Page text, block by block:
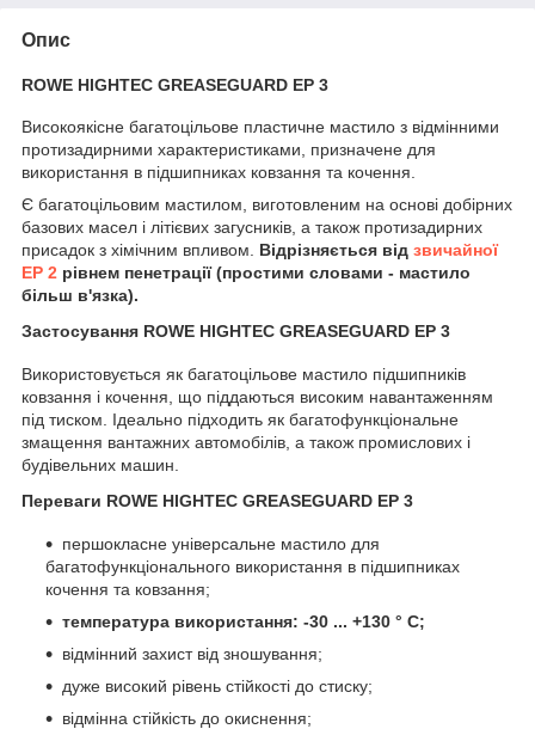
Опис
ROWE HIGHTEC GREASEGUARD EP 3
Високоякісне багатоцільове пластичне мастило з відмінними
протизадирними характеристиками, призначене для
використання в підшипниках ковзання та кочення.
Є багатоцільовим мастилом, виготовленим на основі добірних
базових масел і літієвих загусників, а також протизадирних
присадок з хімічним впливом. Відрізняється від звичайної
EP 2 рівнем пенетрації (простими словами - мастило
більш в'язка).
Застосування ROWE HIGHTEC GREASEGUARD EP 3
Використовується як багатоцільове мастило підшипників
ковзання і кочення, що піддаються високим навантаженням
під тиском. Ідеально підходить як багатофункціональне
змащення вантажних автомобілів, а також промислових і
будівельних машин.
Переваги ROWE HIGHTEC GREASEGUARD EP 3
першокласне універсальне мастило для
багатофункціонального використання в підшипниках
кочення та ковзання;
температура використання: -30 ... +130 ° С;
відмінний захист від зношування;
дуже високий рівень стійкості до стиску;
відмінна стійкість до окиснення;